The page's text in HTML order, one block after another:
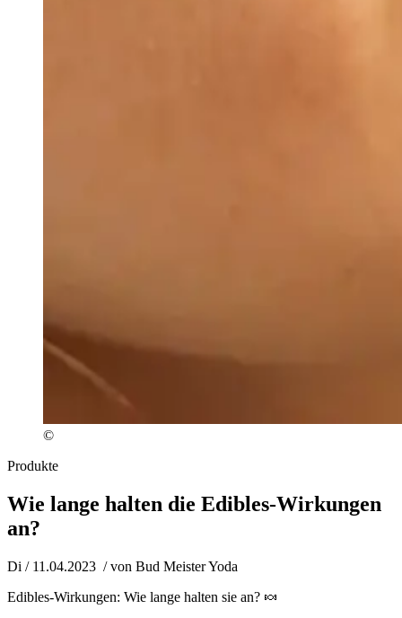
©
Produkte
Wie lange halten die Edibles-Wirkungen
an?
Di / 11.04.2023 / von Bud Meister Yoda
Edibles-Wirkungen: Wie lange halten sie an? 🍬